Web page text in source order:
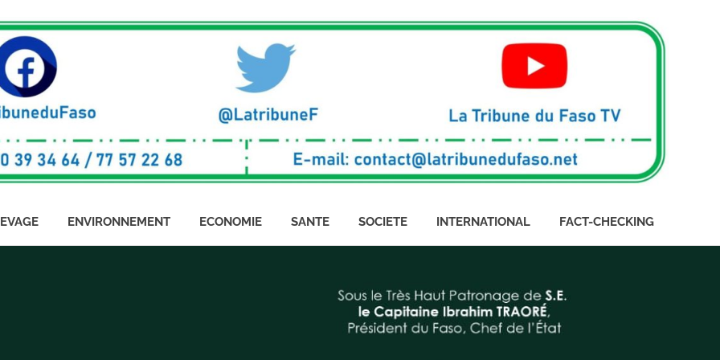
ENVIRONNEMENT ECONOMIE SANTE SOCIETE INTERNATIONAL FACT-CHECKING